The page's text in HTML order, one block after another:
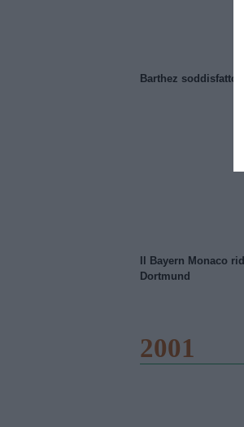
Barthez soddisfatto
Il Bayern Monaco
Dortmund
2001